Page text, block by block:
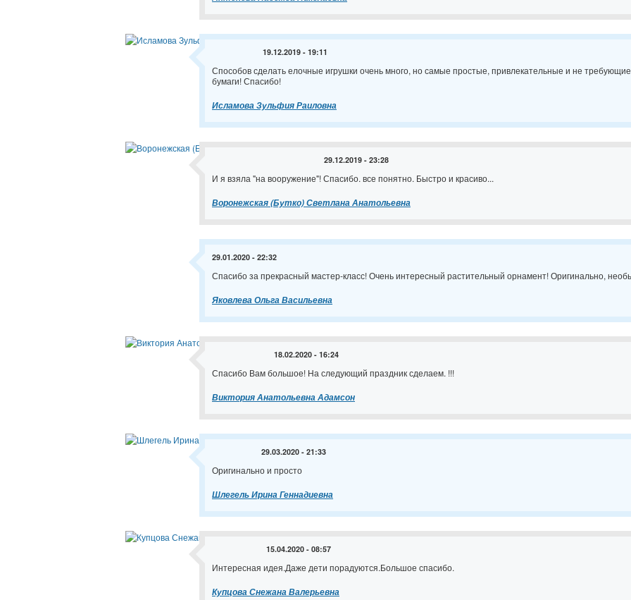
19.12.2019 - 19:11
Способов сделать елочные игрушки очень много, но самые простые, привлекательные и не
бумаги! Спасибо!
Исламова Зульфия Раиловна
29.12.2019 - 23:28
И я взяла "на вооружение"! Спасибо. все понятно. Быстро и красиво...
Воронежская (Бутко) Светлана Анатольевна
29.01.2020 - 22:32
Спасибо за прекрасный мастер-класс! Очень интересный растительный орнамент! Оригинально,
Яковлева Ольга Васильевна
18.02.2020 - 16:24
Спасибо Вам большое! На следующий праздник сделаем. !!!
Виктория Анатольевна Адамсон
29.03.2020 - 21:33
Оригинально и просто
Шлегель Ирина Геннадиевна
15.04.2020 - 08:57
Интересная идея.Даже дети порадуются.Большое спасибо.
Купцова Снежана Валерьевна